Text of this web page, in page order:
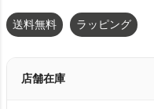
送料無料 ラッピング
店舗在庫